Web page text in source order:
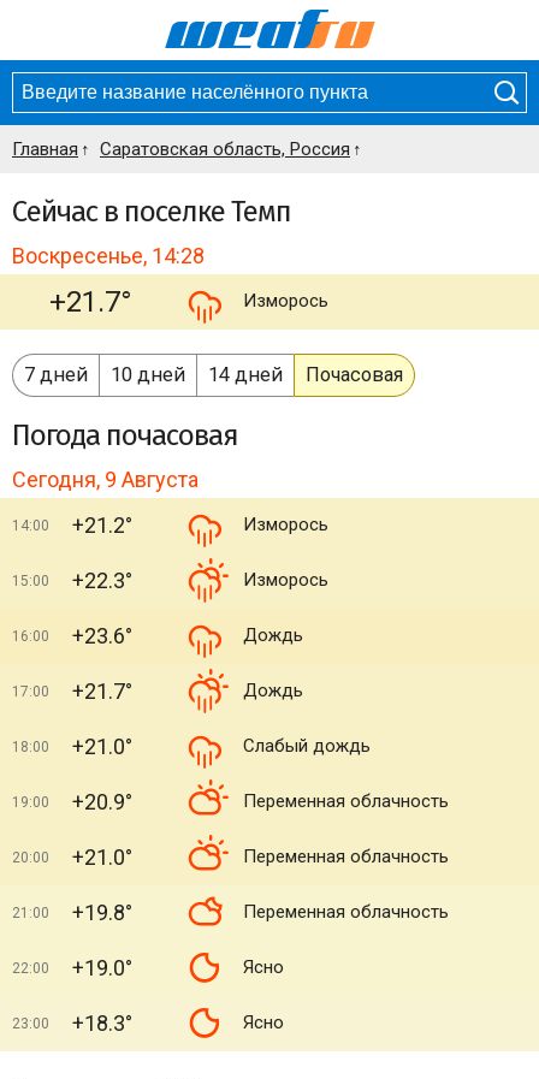
Главная Саратовская область, Россия
Сейчас в поселке Темп
Воскресенье, 14:28
+21.7° Изморось
7 дней 10 дней 14 дней Почасовая
Погода почасовая
Сегодня, 9 Августа
14:00 +21.2° Изморось
15:00 +22.3° Изморось
16:00 +23.6° Дождь
17:00 +21.7° Дождь
18:00 +21.0° Слабый дождь
19:00 +20.9° Переменная облачность
20:00 +21.0° Переменная облачность
21:00 +19.8° Переменная облачность
22:00 +19.0° Ясно
23:00 +18.3° Ясно